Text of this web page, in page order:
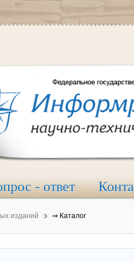
- ответ
изданий ⇒ Каталог